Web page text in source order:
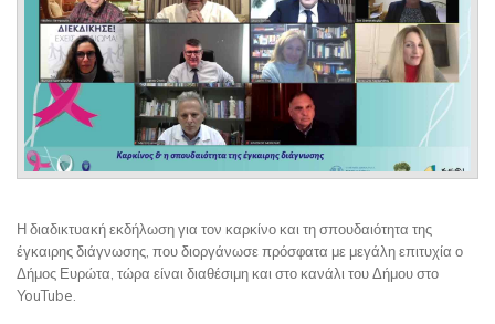
Η διαδικτυακή εκδήλωση για τον καρκίνο και τη σπουδαιότητα της
έγκαιρης διάγνωσης, που διοργάνωσε πρόσφατα με μεγάλη επιτυχία ο
Δήμος Ευρώτα, τώρα είναι διαθέσιμη και στο κανάλι του Δήμου στο
YouTube.